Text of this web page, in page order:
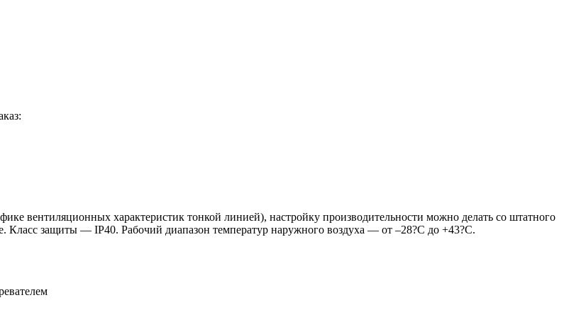
вентиляционных характеристик тонкой линией), настройку производительности можно делать со штатного
Класс защиты — IP40. Рабочий диапазон температур наружного воздуха — от –28?С до +43?С.